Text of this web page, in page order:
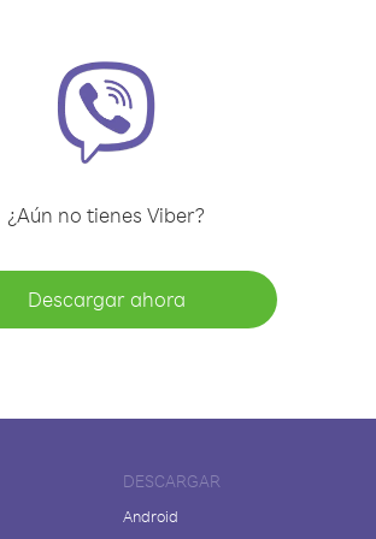
¿Aún no tienes Viber?
Descargar ahora
DESCARGAR
Android